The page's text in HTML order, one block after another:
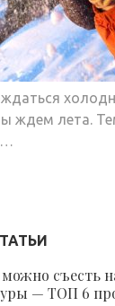
ждем лета.
…
съесть
— ТОП 6